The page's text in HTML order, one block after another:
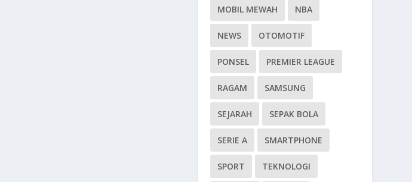
MOBIL MEWAH NBA
NEWS OTOMOTIF
PONSEL PREMIER LEAGUE
RAGAM SAMSUNG
SEJARAH SEPAK BOLA
SERIE A SMARTPHONE
SPORT TEKNOLOGI